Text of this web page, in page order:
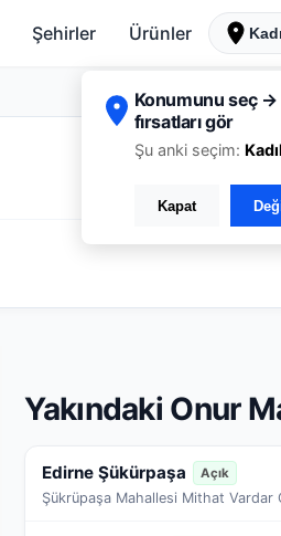
Şehirler Ürünler
Konumunu seç →
fırsatları gör
Şu anki seçim:
Kapat
Yakındaki Onur
Edirne Şükürpaşa Açık